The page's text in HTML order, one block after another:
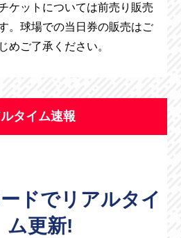
ケットについては前売り販売
。球場での当日券の販売はご
めご了承ください。
タイム速報
ドでリアルタイ
ム更新!